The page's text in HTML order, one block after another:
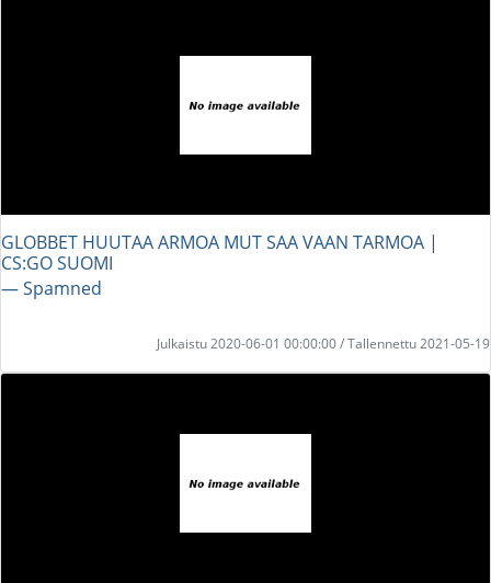
GLOBBET HUUTAA ARMOA MUT SAA VAAN TARMOA |
CS:GO SUOMI
― Spamned
Julkaistu 2020-06-01 00:00:00 / Tallennettu 2021-05-19